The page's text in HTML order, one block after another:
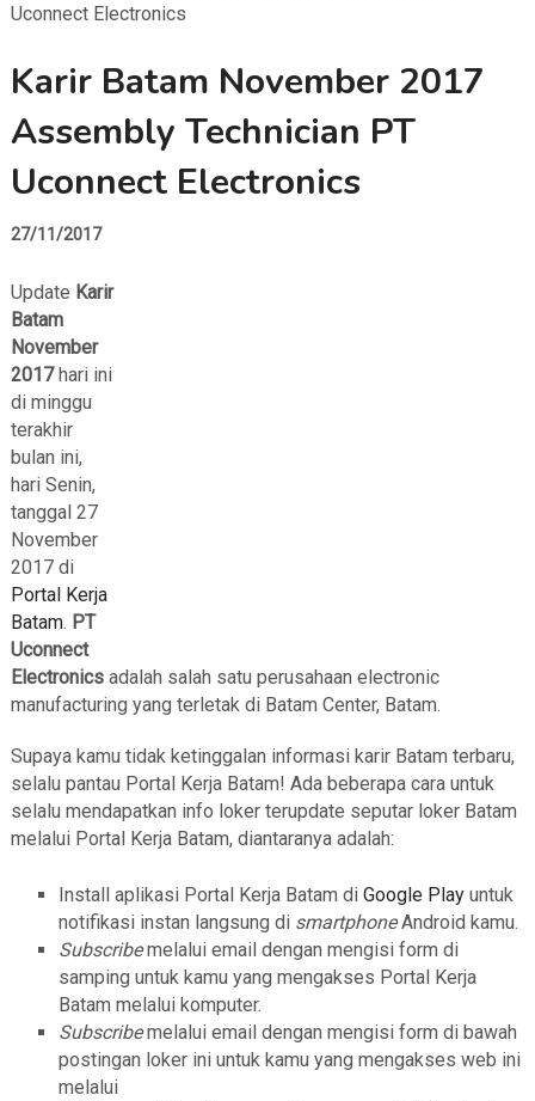
Uconnect Electronics
Karir Batam November 2017
Assembly Technician PT
Uconnect Electronics
27/11/2017
Update Karir
Batam
November
2017hari ini
di minggu
terakhir
bulan ini,
hari Senin,
tanggal 27
November
2017 di
Portal Kerja
Batam. PT
Uconnect
Electronics adalah salah satu perusahaan electronic
manufacturing yang terletak di Batam Center, Batam.
Supaya kamu tidak ketinggalan informasi karir Batam terbaru,
selalu pantau Portal Kerja Batam! Ada beberapa cara untuk
selalu mendapatkan info loker terupdate seputar loker Batam
melalui Portal Kerja Batam, diantaranya adalah:
Install aplikasi Portal Kerja Batam di Google Playuntuk
notifikasi instan langsung di smartphoneAndroid kamu.
Subscribemelalui email dengan mengisi form di
samping untuk kamu yang mengakses Portal Kerja
Batam melalui komputer.
Subscribemelalui email dengan mengisi form di bawah
postingan loker ini untuk kamu yang mengakses web ini
melalui